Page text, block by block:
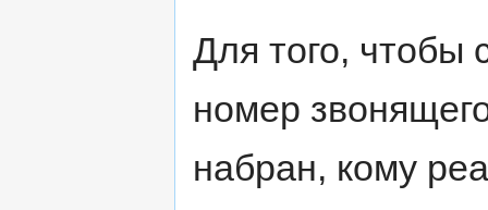
Для того, чтобы
номер
набран, кому